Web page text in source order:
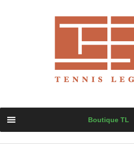
content
Boutique TL